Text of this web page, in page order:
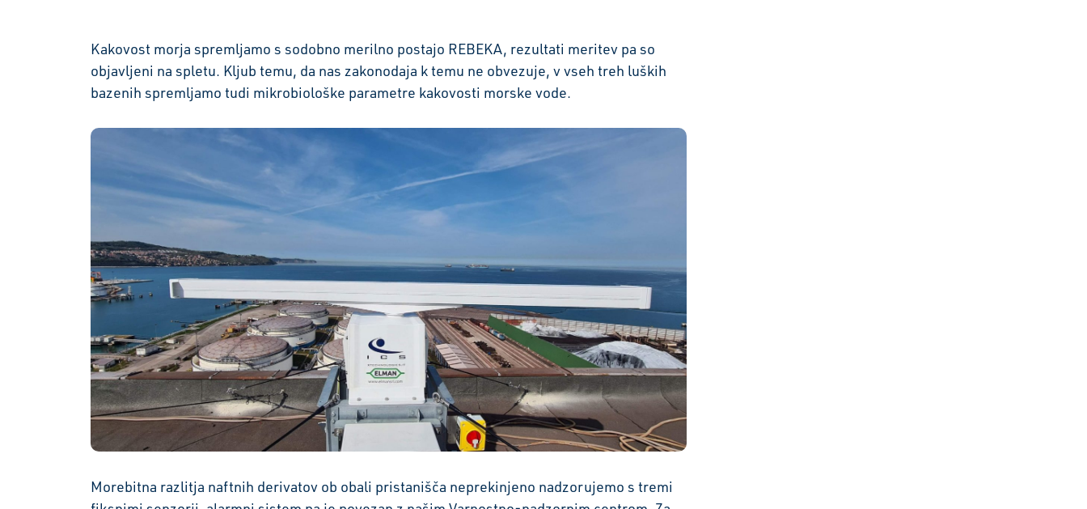
Kakovost morja spremljamo s sodobno merilno postajo REBEKA, rezultati meritev pa so
objavljeni na spletu. Kljub temu, da nas zakonodaja k temu ne obvezuje, v vseh treh luških
bazenih spremljamo tudi mikrobiološke parametre kakovosti morske vode.
Morebitna razlitja naftnih derivatov ob obali pristanišča neprekinjeno nadzorujemo s tremi